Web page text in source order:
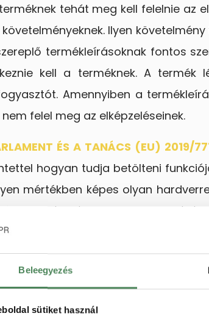
Beleegyezés
sütiket használ
tehát meg kell felelnie az
Ilyen
termékleírásoknak fontos
kell a terméknek. A
Amennyiben a
felel meg az elképzeléseinek.
ÉS A TANÁCS (EU) 2019/
hogyan tudja betölteni
mértékben képes olyan
árukat általában együtt
arra, hogy az említett eltérő
kell lennie a fogyasztó által
a vállalkozás